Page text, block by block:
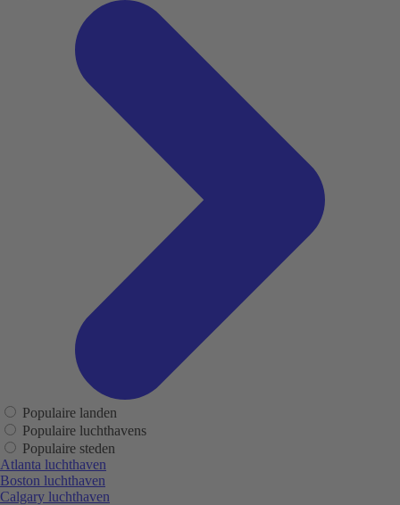
Populaire landen
Populaire luchthavens
Populaire steden
Atlanta luchthaven
Boston luchthaven
Calgary luchthaven